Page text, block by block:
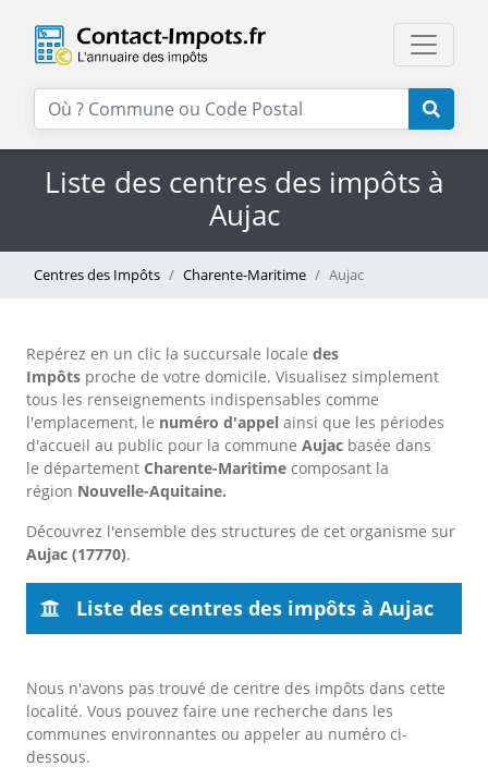
Liste des centres des impôts à
Aujac
Centres des Impôts Charente-Maritime Aujac
Repérez en un clic la succursale locale des
Impôts proche de votre domicile. Visualisez simplement
tous les renseignements indispensables comme
l'emplacement, le numéro d'appel ainsi que les périodes
d'accueil au public pour la commune Aujac basée dans
le département Charente-Maritime composant la
région Nouvelle-Aquitaine.
Découvrez l'ensemble des structures de cet organisme sur
Aujac (17770).
Liste des centres des impôts à Aujac
Nous n'avons pas trouvé de centre des impôts dans cette
localité. Vous pouvez faire une recherche dans les
communes environnantes ou appeler au numéro ci-
dessous.